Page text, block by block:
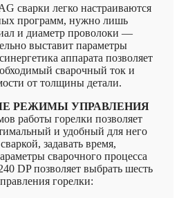
сварки легко настраиваются
программ, нужно лишь
и диаметр проволоки —
выставит параметры
аппарата позволяет
сварочный ток и
от толщины детали.
РЕЖИМЫ УПРАВЛЕНИЯ
работы горелки позволяет
и удобный для него
задавать время,
сварочного процесса
DP позволяет выбрать шесть
горелки: